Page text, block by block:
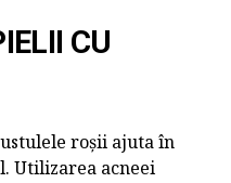
CU
roșii ajuta în
Utilizarea acneei